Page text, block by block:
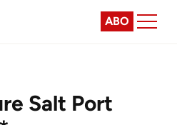
ABO
Salt Port